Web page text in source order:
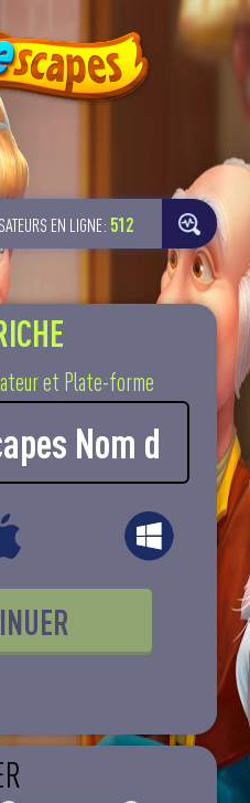
EN LIGNE: 517
et Plate-forme